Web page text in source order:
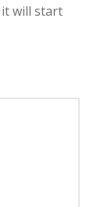
it will start